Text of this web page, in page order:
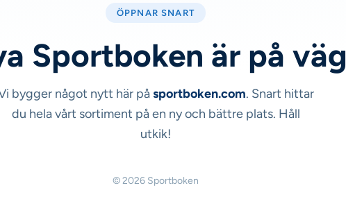
ÖPPNAR SNART
Sportboken är på väg
bygger något nytt här påsportboken.com. Snart hittar
du hela vårt sortiment på en ny och bättre plats. Håll
utkik!
© 2026 Sportboken